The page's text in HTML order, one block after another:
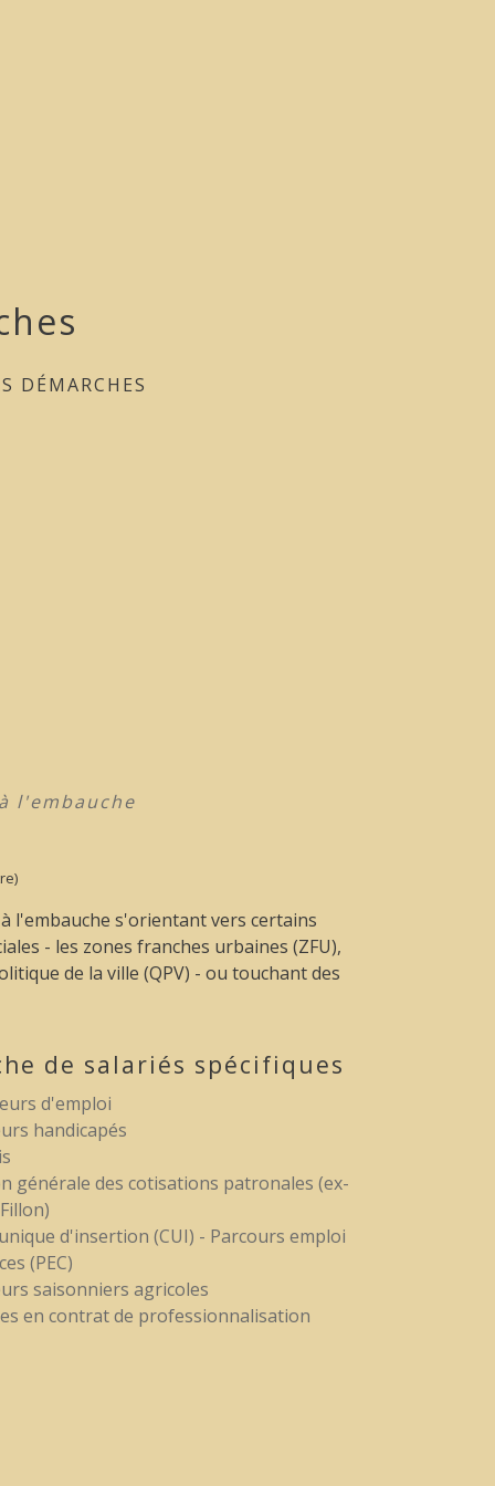
DÉMARCHES
l'embauche
l'embauche s'orientant vers certains
- les zones franches urbaines (ZFU),
de la ville (QPV) - ou touchant des
de salariés spécifiques
d'emploi
handicapés
générale des cotisations patronales (ex-
d'insertion (CUI) - Parcours emploi
(PEC)
saisonniers agricoles
en contrat de professionnalisation